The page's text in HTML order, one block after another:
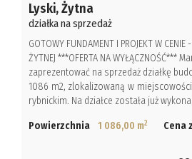
Lyski,Żytna
działka na sprzedaż
GOTOWY FUNDAMENT I PROJEKT W
ŻYTNEJ ***OFERTA NA WYŁĄCZNOŚĆ***
zaprezentować na sprzedaż działkę
1086 m2, zlokalizowaną w
rybnickim. Na działce została już
Powierzchnia 1 086,00 m2 Cena